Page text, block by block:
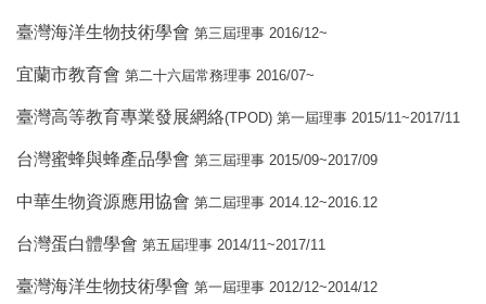
臺灣海洋生物技術學會 第三屆理事 2016/12~
宜蘭市教育會 第二十六屆常務理事 2016/07~
臺灣高等教育專業發展網絡(TPOD) 第一屆理事 2015/11~2017/11
台灣蜜蜂與蜂產品學會 第三屆理事 2015/09~2017/09
中華生物資源應用協會 第二屆理事 2014.12~2016.12
台灣蛋白體學會 第五屆理事 2014/11~2017/11
臺灣海洋生物技術學會 第一屆理事 2012/12~2014/12